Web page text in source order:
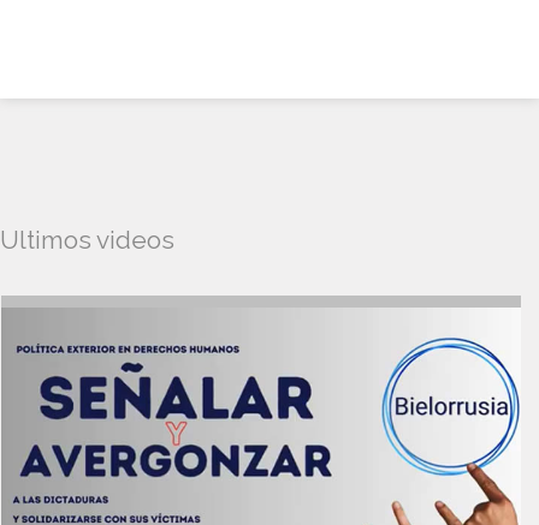
Ultimos videos